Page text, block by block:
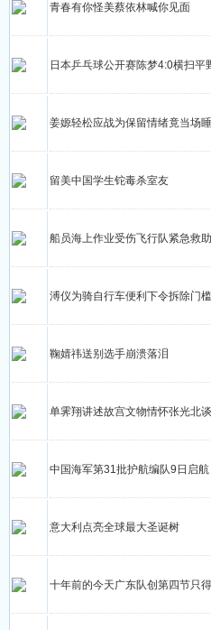
青春有你怪美蔡依林喊你见面
日本乒乓球公开赛陈梦4:0横扫平
姜嫄轻松应战为保留情绪竟当场
留美中国学生铊毒杀室友
船员海上作业受伤飞行队紧急救助
溥仪为骑自行车便利下令拆除门槛
鞠婧祎送别选手崩溃落泪
单霁翔讲述故宫文物情怀张光北
中国海军第31批护航编队9日启航
意大利点亮全球最大圣诞树
十年前的今天广东队创第四节只